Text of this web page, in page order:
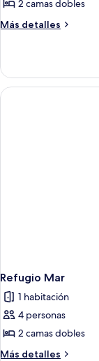
2 camas dobles
Más detalles
Más
Estuario
Refugio Mar
1 habitación
4 personas
2 camas dobles
Más detalles
Más